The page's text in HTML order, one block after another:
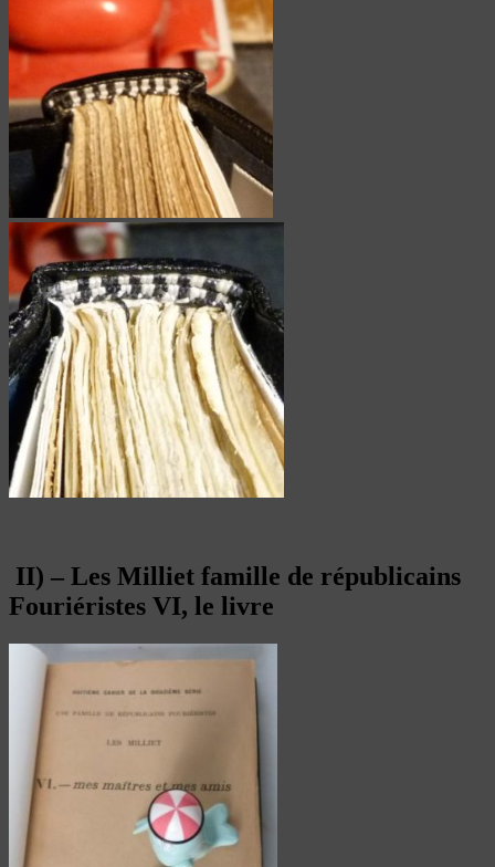
II) – Les Milliet famille de républicains
Fouriéristes VI, le livre